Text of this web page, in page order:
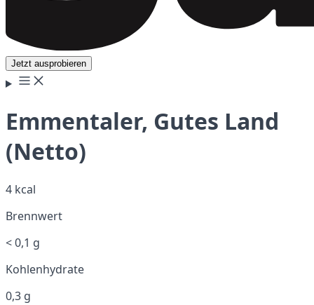
Jetzt ausprobieren
Emmentaler, Gutes Land
(Netto)
4 kcal
Brennwert
< 0,1 g
Kohlenhydrate
0,3 g